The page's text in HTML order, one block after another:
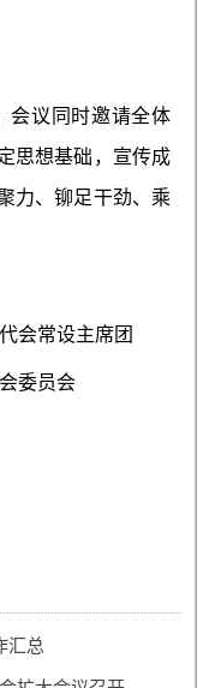
会议同时邀请全体
思想基础，宣传成
力、铆足干劲、乘
会常设主席团
委员会
汇总